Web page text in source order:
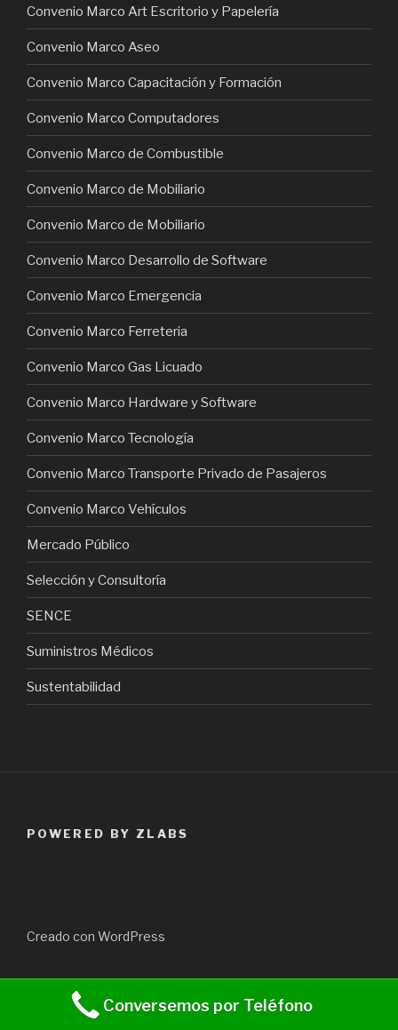
Convenio Marco Art Escritorio y Papelería
Convenio Marco Aseo
Convenio Marco Capacitación y Formación
Convenio Marco Computadores
Convenio Marco de Combustible
Convenio Marco de Mobiliario
Convenio Marco de Mobiliario
Convenio Marco Desarrollo de Software
Convenio Marco Emergencia
Convenio Marco Ferreteria
Convenio Marco Gas Licuado
Convenio Marco Hardware y Software
Convenio Marco Tecnología
Convenio Marco Transporte Privado de Pasajeros
Convenio Marco Vehículos
Mercado Público
Selección y Consultoría
SENCE
Suministros Médicos
Sustentabilidad
POWERED BY ZLABS
Creado con WordPress
Conversemos por Teléfono